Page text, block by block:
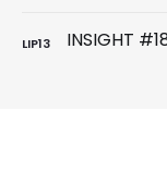
LIP13